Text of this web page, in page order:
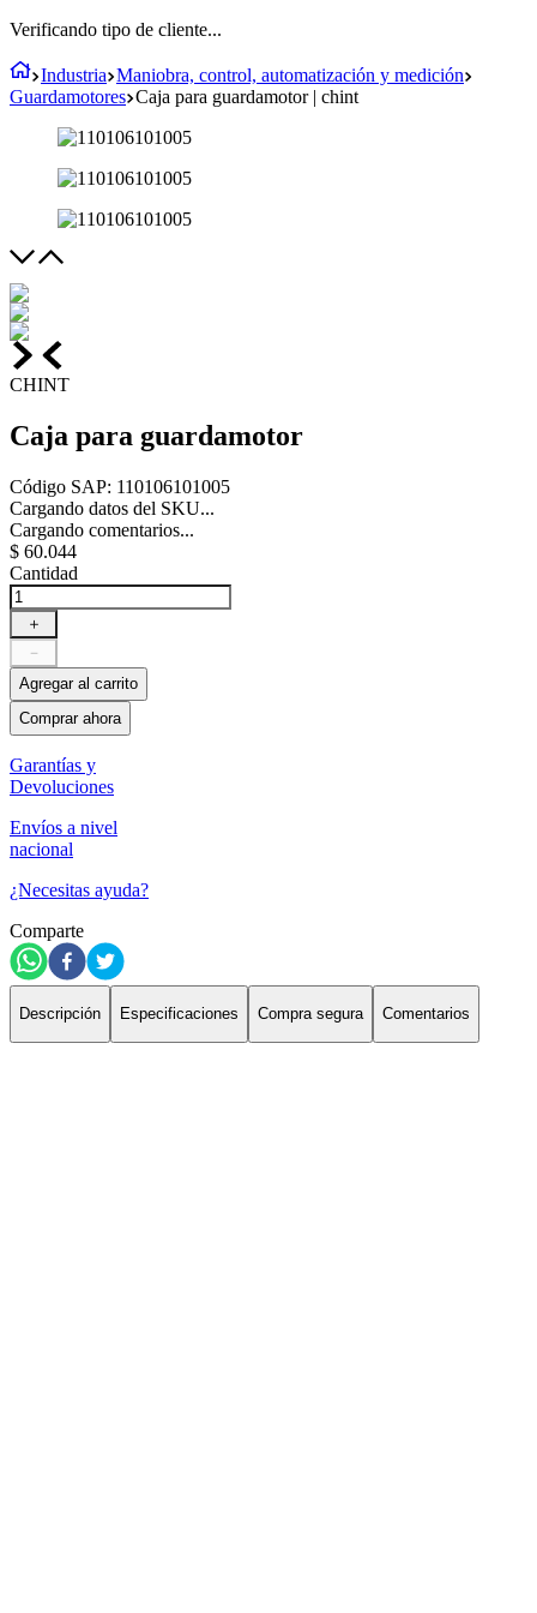
Verificando tipo de cliente...
Industria Maniobra, control, automatización y medición
Guardamotores Caja para guardamotor | chint
CHINT
Caja para guardamotor
Código SAP: 110106101005
Cargando datos del SKU...
Cargando comentarios...
$ 60.044
Cantidad
＋
－
Agregar al carrito
Comprar ahora
Garantías y
Devoluciones
Envíos a nivel
nacional
¿Necesitas ayuda?
Comparte
Descripción Especificaciones Compra segura Comentarios